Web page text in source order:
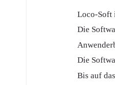
Loco-Soft
Die
Die
Bis auf